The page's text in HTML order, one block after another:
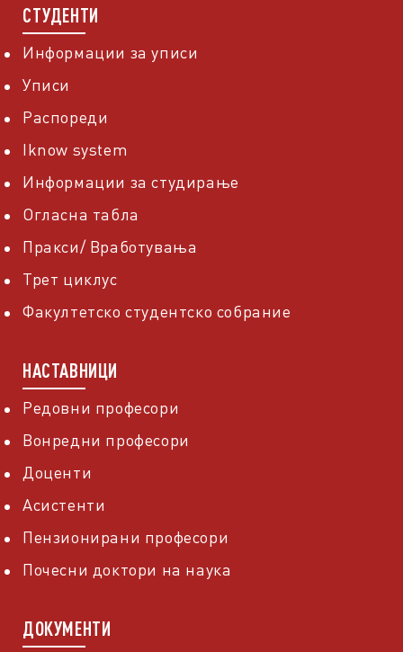
СТУДЕНТИ
Информации за уписи
Уписи
Распореди
Iknow system
Информации за студирање
Огласна табла
Пракси/ Вработувања
Трет циклус
Факултетско студентско собрание
НАСТАВНИЦИ
Редовни професори
Вонредни професори
Доценти
Асистенти
Пензионирани професори
Почесни доктори на наука
ДОКУМЕНТИ